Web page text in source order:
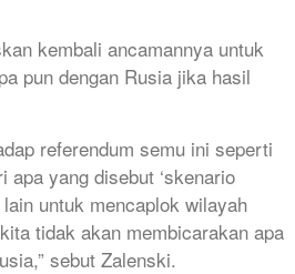
kembali ancamannya untuk
pun dengan Rusia jika hasil
referendum semu ini seperti
apa yang disebut ‘skenario
untuk mencaplok wilayah
tidak akan membicarakan apa
sebut Zalenski.